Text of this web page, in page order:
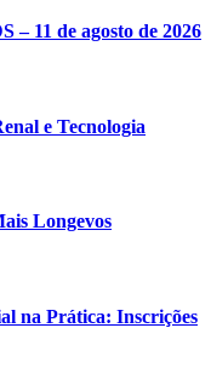
– 11 de agosto de 2026
e Tecnologia
Longevos
na Prática: Inscrições